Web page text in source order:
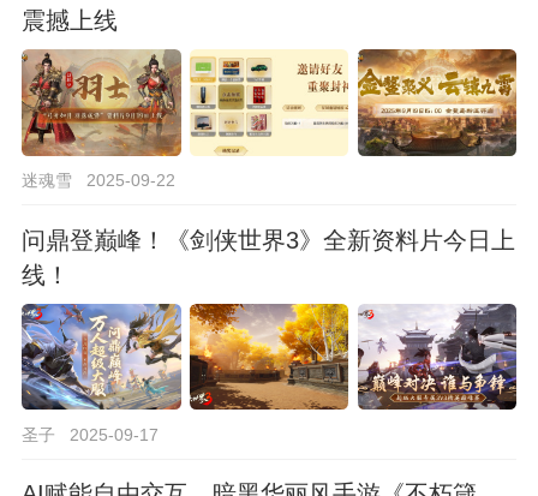
震撼上线
迷魂雪 2025-09-22
问鼎登巅峰！《剑侠世界3》全新资料片今日上
线！
圣子 2025-09-17